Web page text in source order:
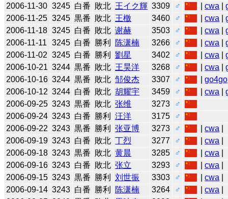
2006-11-30 3245 白番 敗北 王イク輝 3309 ♂ |cwa |
2006-11-25 3245 黒番 敗北 王檄 3460 ♂ |cwa |
2006-11-18 3245 白番 敗北 谢赫 3503 ♂ |cwa |
2006-11-11
3245 白番 勝利 陈潇楠 3266 ♂ |cwa |
2006-11-02 3245 白番 勝利 劉星 3402 ♂ |cwa |
2006-10-21 3244 黒番 敗北 王昊洋 3268 ♂ |cwa |
2006-10-16 3244 黒番 敗北 邹俊杰 3307 ♂ |go4go
2006-10-12 3244 白番 敗北 胡耀宇 3459 ♂ |cwa |
2006-09-25 3243 黒番 敗北 张维 3273
♂
2006-09-24 3243 白番 勝利 汪洋 3175
♂
2006-09-22 3243 黒番 勝利 张亚博 3273 ♂ |cwa
2006-09-19 3243 白番 敗北 丁烈 3277 ♂ |cwa
2006-09-18 3243 黒番 敗北 黄晨 3285 ♂ |cwa
2006-09-16 3243 白番 敗北 张立 3293 ♂ |cwa
2006-09-15 3243 黒番 勝利 刘世振 3303 ♂ |cwa
2006-09-14 3243 白番 勝利 陈潇楠 3264 ♂ |cwa